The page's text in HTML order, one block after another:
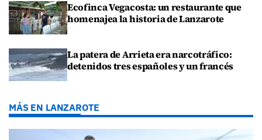
Ecofinca Vegacosta: un restaurante que
homenajea la historia de Lanzarote
La patera de Arrieta era narcotráfico:
detenidos tres españoles y un francés
MÁS EN LANZAROTE